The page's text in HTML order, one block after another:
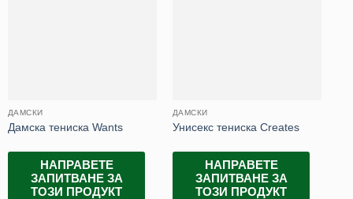
ДАМСКИ
Дамска тениска Wants
НАПРАВЕТЕ
ЗАПИТВАНЕ ЗА
ТОЗИ ПРОДУКТ
ДАМСКИ
Унисекс тениска Creates
НАПРАВЕТЕ
ЗАПИТВАНЕ ЗА
ТОЗИ ПРОДУКТ